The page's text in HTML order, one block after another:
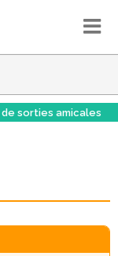
de sorties amicales